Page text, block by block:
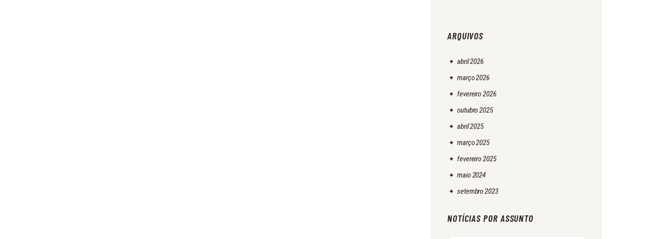
ARQUIVOS
abril2026
março2026
fevereiro2026
outubro2025
abril2025
março2025
fevereiro2025
maio2024
setembro2023
NOTÍCIAS POR ASSUNTO